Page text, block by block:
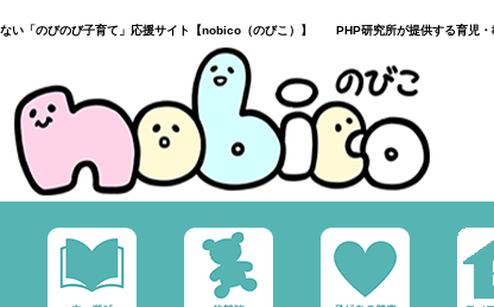
ない「のびのび子育て」応援サイト【nobico（のびこ）】 PHP研究所が提供する育児・